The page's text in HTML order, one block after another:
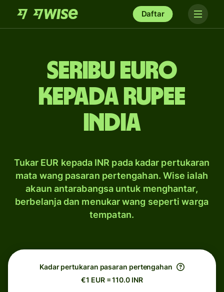
Daftar
seribu Euro
kepada rupee
India
Tukar EUR kepada INR pada kadar pertukaran
mata wang pasaran pertengahan. Wise ialah
akaun antarabangsa untuk menghantar,
berbelanja dan menukar wang seperti warga
tempatan.
Kadar pertukaran pasaran pertengahan
€1 EUR = 110.0 INR